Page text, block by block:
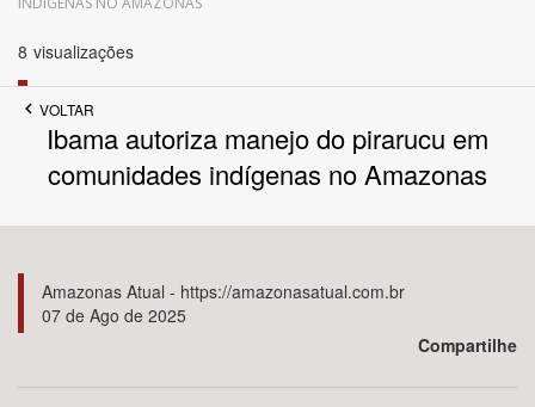
Tema
Subtema
8 visualizações
VOLTAR
Ibama autoriza manejo do pirarucu em
comunidades indígenas no Amazonas
Amazonas Atual - https://amazonasatual.com.br
07 de Ago de 2025
Compartilhe